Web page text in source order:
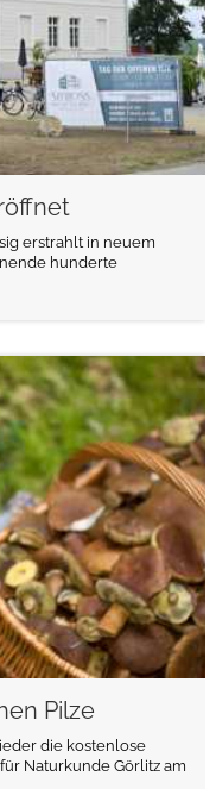
erstrahlt in neuem
hunderte
Pilze
die kostenlose
Naturkunde Görlitz am